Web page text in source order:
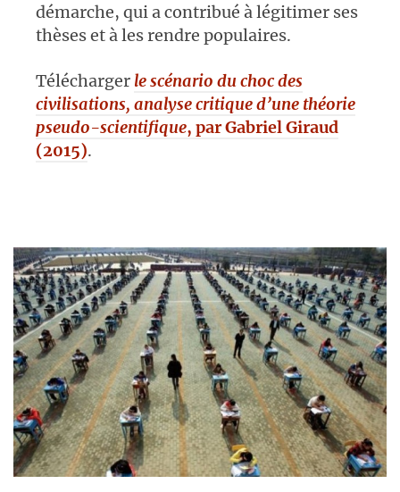
démarche, qui a contribué à légitimer ses
thèses et à les rendre populaires.
Télécharger le scénario du choc des
civilisations, analyse critique d’une théorie
pseudo-scientifique, par Gabriel Giraud
(2015).